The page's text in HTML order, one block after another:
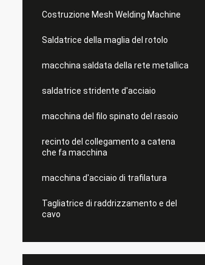
Costruzione Mesh Welding Machine
Saldatrice della maglia del rotolo
macchina saldata della rete metallica
saldatrice stridente d'acciaio
macchina del filo spinato del rasoio
recinto del collegamento a catena
che fa macchina
macchina d'acciaio di trafilatura
Tagliatrice di raddrizzamento e del
cavo